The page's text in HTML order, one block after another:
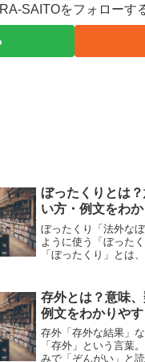
RA-SAITOをフォローす
ぼったくりとは
い方・例文をわ
ぼったくり「法外な
ように使う「ぼった
「ぼったくり」とは
小説などの用例を紹
やすく解説していき
存外とは？意味、
例文をわかりや
存外「存外な結果」
「存外」という言葉
みで「ぞんがい」と